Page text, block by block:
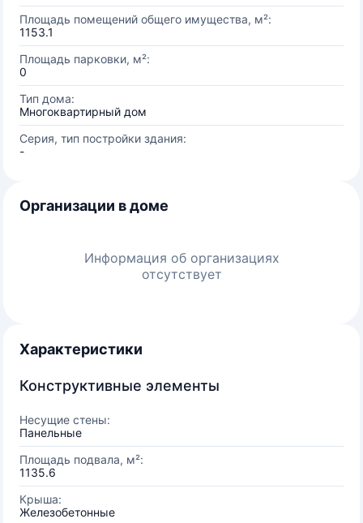
Площадь помещений общего имущества, м²:
1153.1
Площадь парковки, м²:
0
Тип дома:
Многоквартирный дом
Серия, тип постройки здания:
-
Организации в доме
Информация об организациях
отсутствует
Характеристики
Конструктивные элементы
Несущие стены:
Панельные
Площадь подвала, м²:
1135.6
Крыша:
Железобетонные